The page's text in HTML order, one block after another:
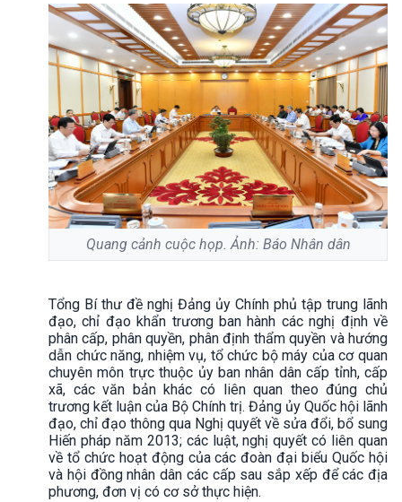
Quang cảnh cuộc họp. Ảnh: Báo Nhân dân
Tổng Bí thư đề nghị Đảng ủy Chính phủ tập trung lãnh
đạo, chỉ đạo khẩn trương ban hành các nghị định về
phân cấp, phân quyền, phân định thẩm quyền và hướng
dẫn chức năng, nhiệm vụ, tổ chức bộ máy của cơ quan
chuyên môn trực thuộc ủy ban nhân dân cấp tỉnh, cấp
xã, các văn bản khác có liên quan theo đúng chủ
trương kết luận của Bộ Chính trị. Đảng ủy Quốc hội lãnh
đạo, chỉ đạo thông qua Nghị quyết về sửa đổi, bổ sung
Hiến pháp năm 2013; các luật, nghị quyết có liên quan
về tổ chức hoạt động của các đoàn đại biểu Quốc hội
và hội đồng nhân dân các cấp sau sắp xếp để các địa
phương, đơn vị có cơ sở thực hiện.